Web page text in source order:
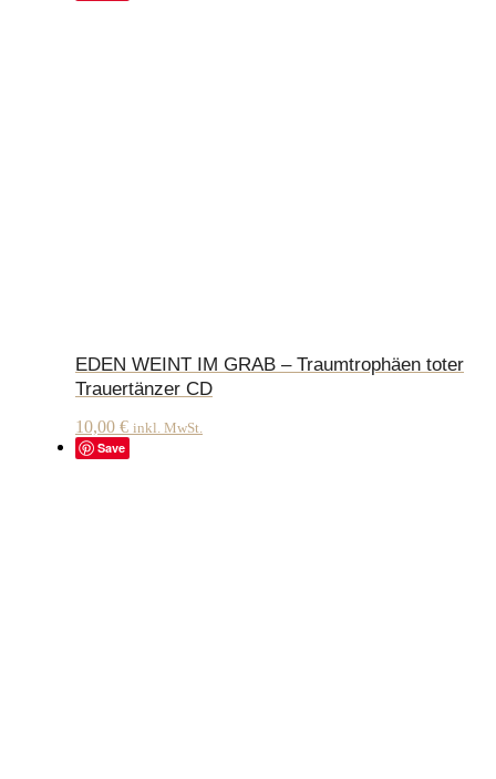
EDEN WEINT IM GRAB – Traumtrophäen toter
Trauertänzer CD
10,00 € inkl. MwSt.
Save